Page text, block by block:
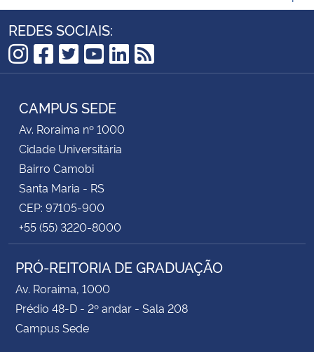
REDES SOCIAIS:
Instagram
Facebook
Twitter
YouTube
LinkedIn
RSS
CAMPUS SEDE
Av. Roraima nº 1000
Cidade Universitária
Bairro Camobi
Santa Maria - RS
CEP: 97105-900
+55 (55) 3220-8000
PRÓ-REITORIA DE GRADUAÇÃO
Av. Roraima, 1000
Prédio 48-D - 2º andar - Sala 208
Campus Sede